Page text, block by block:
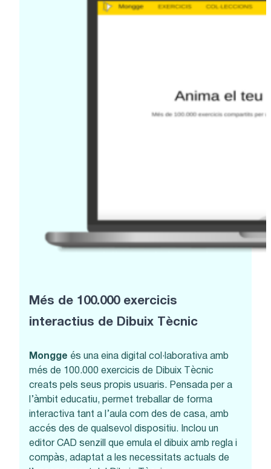
Més de 100.000 exercicis
interactius de Dibuix Tècnic
Mongge és una eina digital col·laborativa amb
més de 100.000 exercicis de Dibuix Tècnic
creats pels seus propis usuaris. Pensada per a
l’àmbit educatiu, permet treballar de forma
interactiva tant a l’aula com des de casa, amb
accés des de qualsevol dispositiu. Inclou un
editor CAD senzill que emula el dibuix amb regla i
compàs, adaptat a les necessitats actuals de